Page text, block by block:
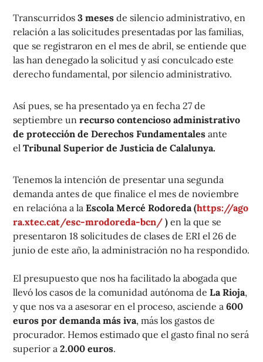
Transcurridos 3 meses de silencio administrativo, en
relación a las solicitudes presentadas por las familias,
que se registraron en el mes de abril, se entiende que
las han denegado la solicitud y así conculcado este
derecho fundamental, por silencio administrativo.
Así pues, se ha presentado ya en fecha 27 de
septiembre unrecurso contencioso administrativo
de protección de Derechos Fundamentales ante
elTribunal Superior de Justicia de Calalunya.
Tenemos la intención de presentar una segunda
demanda antes de que finalice el mes de noviembre
en relacióna a laEscola Mercé Rodoreda (https://ago
ra.xtec.cat/esc-mrodoreda-bcn/ ) en la que se
presentaron 18 solicitudes de clases de ERI el 26 de
junio de este año, la administración no ha respondido.
El presupuesto que nos ha facilitado la abogada que
llevó los casos de la comunidad autónoma deLa Rioja,
y que nos va a asesorar en el proceso, asciende a600
euros por demanda más iva, más los gastos de
procurador. Hemos estimado que el gasto final no será
superior a2.000 euros.